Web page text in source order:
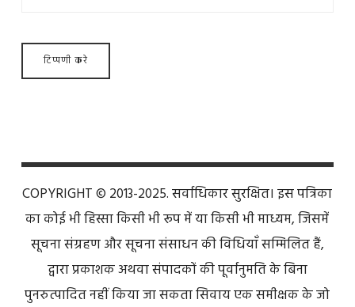
COPYRIGHT © 2013-2025. सर्वाधिकार सुरक्षित। इस पत्रिका
का कोई भी हिस्सा किसी भी रूप में या किसी भी माध्यम, जिसमें
सूचना संग्रहण और सूचना संसाधन की विधियाँ सम्मिलित हैं,
द्वारा प्रकाशक अथवा संपादकों की पूर्वानुमति के बिना
पुनरुत्पादित नहीं किया जा सकता सिवाय एक समीक्षक के जो